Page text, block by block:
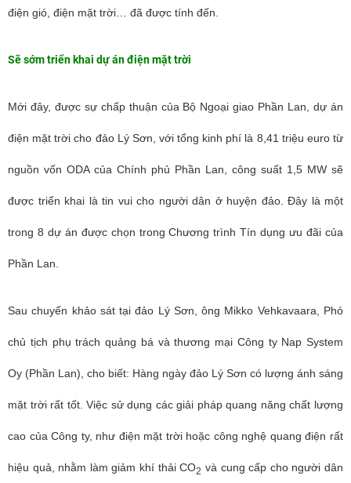
điện gió, điện mặt trời… đã được tính đến.
Sẽ sớm triển khai dự án điện mặt trời
Mới đây, được sự chấp thuận của Bộ Ngoại giao Phần Lan, dự án
điện mặt trời cho đảo Lý Sơn, với tổng kinh phí là 8,41 triệu euro từ
nguồn vốn ODA của Chính phủ Phần Lan, công suất 1,5 MW sẽ
được triển khai là tin vui cho người dân ở huyện đảo. Đây là một
trong 8 dự án được chọn trong Chương trình Tín dụng ưu đãi của
Phần Lan.
Sau chuyến khảo sát tại đảo Lý Sơn, ông Mikko Vehkavaara, Phó
chủ tịch phụ trách quảng bá và thương mại Công ty Nap System
Oy (Phần Lan), cho biết: Hàng ngày đảo Lý Sơn có lượng ánh sáng
mặt trời rất tốt. Việc sử dụng các giải pháp quang năng chất lượng
cao của Công ty, như điện mặt trời hoặc công nghệ quang điện rất
hiệu quả, nhằm làm giảm khí thải CO2 và cung cấp cho người dân